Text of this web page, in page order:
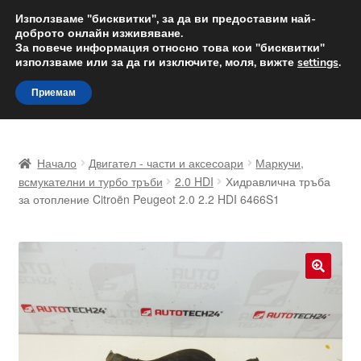
ДОСТАВКА от 12 лв.
Доставка по целия свят
Skip
to
navigation
Skip
to
content
Доставка по целия свят
Количка
Начало Двигател - части и аксесоари
Маркучи,
всмукателни и турбо тръби
2.0 HDI
Хидравлична тръба
за отопление Citroën Peugeot 2.0 2.2 HDI 6466S1
Използваме "бисквитки", за да ви предоставим най-
доброто онлайн изживяване.
За повече информация относно това кои "бисквитки"
използваме или за да ги изключите, моля, вижте settings.
Приемам